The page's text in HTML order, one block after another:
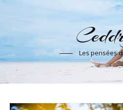
Les pensées